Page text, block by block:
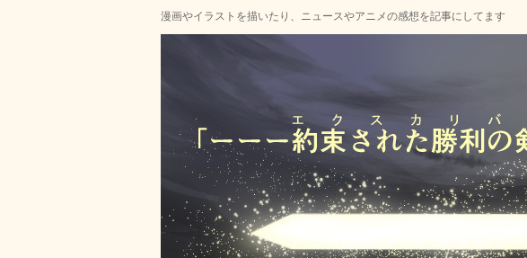
漫画やイラストを描いたり、ニュースやアニメの感想を記事にしてます